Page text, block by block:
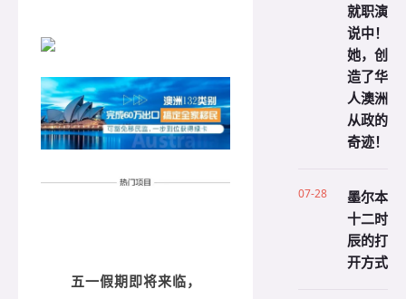
五一假期即将来临，
就职演
说中！
她，创
造了华
人澳洲
从政的
奇迹！
07-28
墨尔本
十二时
辰的打
开方式